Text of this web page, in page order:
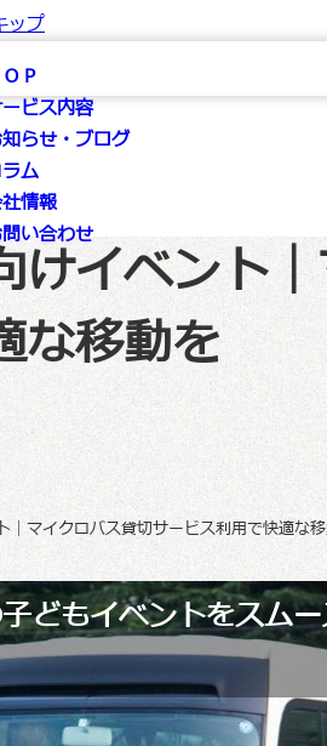
ップ
Ｐ
ビス内容
らせ・ブログ
ム
情報
い合わせ
内容
・ブログ
けイベント
な移動を
｜マイクロバス貸切サービス利用で快適な
どもイベントをスム